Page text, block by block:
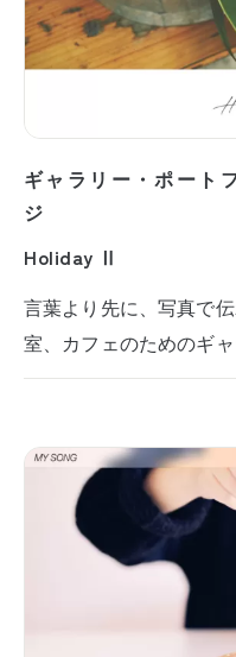
ギャラリー・ポート
ジ
Holiday Ⅱ
言葉より先に、写真で
室、カフェのためのギ